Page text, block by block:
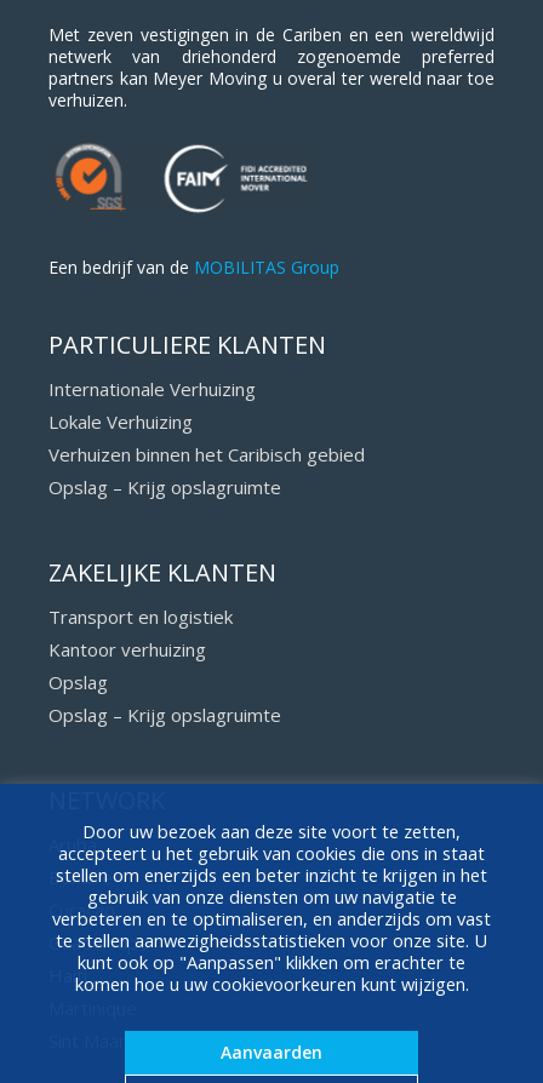
Met zeven vestigingen in de Cariben en een wereldwijd
netwerk van driehonderd zogenoemde preferred
partners kan Meyer Moving u overal ter wereld naar toe
verhuizen.
Een bedrijf van de MOBILITAS Group
PARTICULIERE KLANTEN
Internationale Verhuizing
Lokale Verhuizing
Verhuizen binnen het Caribisch gebied
Opslag – Krijg opslagruimte
ZAKELIJKE KLANTEN
Transport en logistiek
Kantoor verhuizing
Opslag
Opslag – Krijg opslagruimte
Aruba
Bonaire
Curaçao
Guadeloupe
Haiti
Door uw bezoek aan deze site voort te zetten,
accepteert u het gebruik van cookies die ons in staat
stellen om enerzijds een beter inzicht te krijgen in het
gebruik van onze diensten om uw navigatie te
verbeteren en te optimaliseren, en anderzijds om vast
te stellen aanwezigheidsstatistieken voor onze site. U
kunt ook op "Aanpassen" klikken om erachter te
komen hoe u uw cookievoorkeuren kunt wijzigen.
Aanvaarden